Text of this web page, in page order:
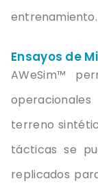
entrenamiento.
Ensayos de
AWeSim™
operacionales
terreno
tácticas se
replicados